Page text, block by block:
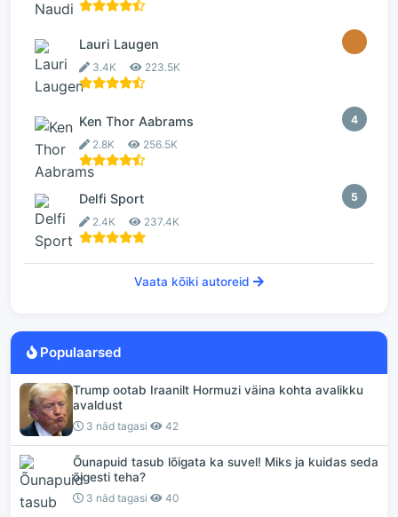
Lauri Laugen
3.4K 223.5K
4
Ken Thor Aabrams
2.8K 256.5K
5
Delfi Sport
2.4K 237.4K
Vaata kõiki autoreid
Populaarsed
Trump ootab Iraanilt Hormuzi väina kohta avalikku
avaldust
3 näd tagasi 42
Õunapuid tasub lõigata ka suvel! Miks ja kuidas seda
õigesti teha?
3 näd tagasi 40